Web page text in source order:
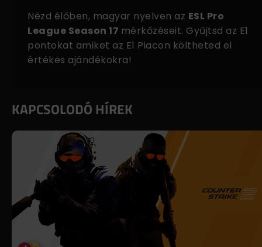
Nézd élőben, magyar nyelven az ESL Pro
League Season 17 mérkőzéseit. Gyűjtsd az E1
pontokat amiket az E1 Piacon költheted el
értékes ajándékokra!
KAPCSOLODÓ HÍREK